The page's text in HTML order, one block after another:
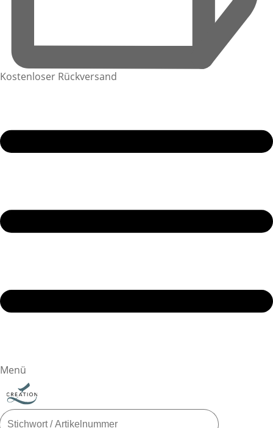
Kostenloser Rückversand
Menü